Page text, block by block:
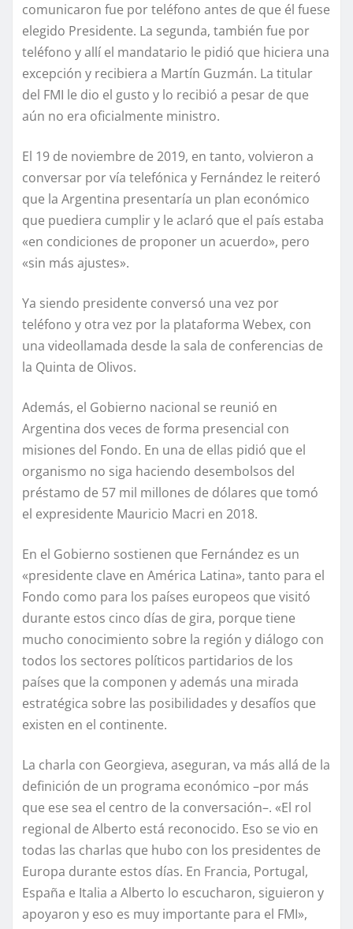
comunicaron fue por teléfono antes de que él fuese
elegido Presidente. La segunda, también fue por
teléfono y allí el mandatario le pidió que hiciera una
excepción y recibiera a Martín Guzmán. La titular
del FMI le dio el gusto y lo recibió a pesar de que
aún no era oficialmente ministro.
El 19 de noviembre de 2019, en tanto, volvieron a
conversar por vía telefónica y Fernández le reiteró
que la Argentina presentaría un plan económico
que puediera cumplir y le aclaró que el país estaba
«en condiciones de proponer un acuerdo», pero
«sin más ajustes».
Ya siendo presidente conversó una vez por
teléfono y otra vez por la plataforma Webex, con
una videollamada desde la sala de conferencias de
la Quinta de Olivos.
Además, el Gobierno nacional se reunió en
Argentina dos veces de forma presencial con
misiones del Fondo. En una de ellas pidió que el
organismo no siga haciendo desembolsos del
préstamo de 57 mil millones de dólares que tomó
el expresidente Mauricio Macri en 2018.
En el Gobierno sostienen que Fernández es un
«presidente clave en América Latina», tanto para el
Fondo como para los países europeos que visitó
durante estos cinco días de gira, porque tiene
mucho conocimiento sobre la región y diálogo con
todos los sectores políticos partidarios de los
países que la componen y además una mirada
estratégica sobre las posibilidades y desafíos que
existen en el continente.
La charla con Georgieva, aseguran, va más allá de la
definición de un programa económico –por más
que ese sea el centro de la conversación–. «El rol
regional de Alberto está reconocido. Eso se vio en
todas las charlas que hubo con los presidentes de
Europa durante estos días. En Francia, Portugal,
España e Italia a Alberto lo escucharon, siguieron y
apoyaron y eso es muy importante para el FMI»,